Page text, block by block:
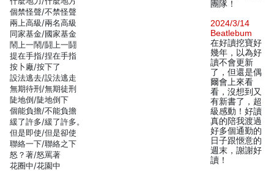
個禁怪聲/不禁怪聲
兩上高級/兩名高級
同家基金/國家基金
鬧上一鬧/鬪上一鬪
提在手指/捏在手指
按卜廠/按下了
設法逃去/設法逃走
無期待刑/無期徒刑
陡地倒/陡地倒下
個能負擔/不能負擔
緩了許多/緩了許多。
但是即使/但是卻使
聯絡一下/聯絡之下
怒？著/怒罵著
花圈中/花園中
團隊！
2024/3/14
Beatlebum
在好讀挖寶好
幾年，以為好
讀不會更新
了，但還是偶
爾會上來看
看，沒想到又
有新書了，超
級感動！好讀
真的陪我渡過
好多個通勤的
日子跟愜意的
週末，謝謝好
讀！